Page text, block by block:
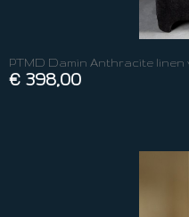
PTMD Damin Anthracite linen
€ 398,00